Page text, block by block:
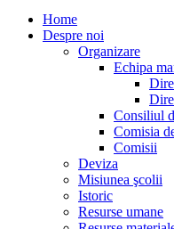
Home
Despre noi
Organizare
Echipa
Consiliul
Comisia
Comisii
Deviza
Misiunea şcolii
Istoric
Resurse umane